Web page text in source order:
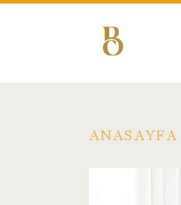
ANASAYFA